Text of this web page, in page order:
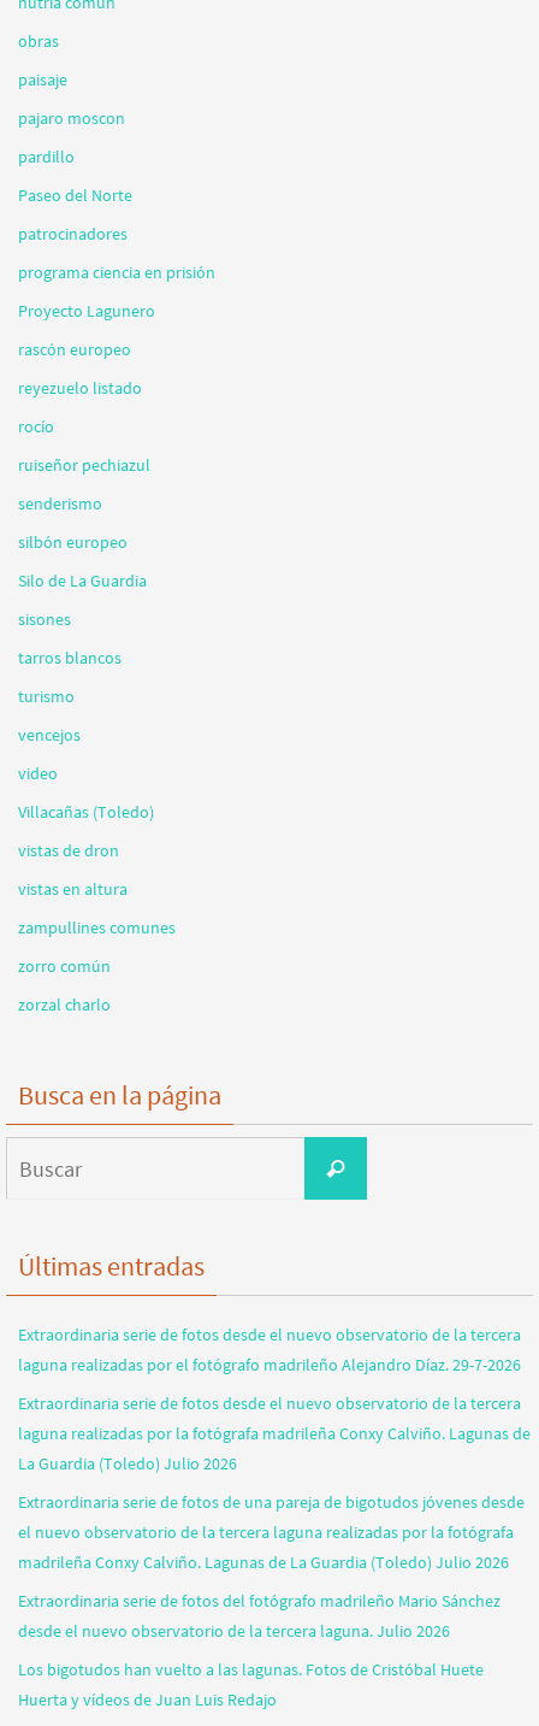
obras
paisaje
pajaro moscon
pardillo
Paseo del Norte
patrocinadores
programa ciencia en prisión
Proyecto Lagunero
rascón europeo
reyezuelo listado
rocío
ruiseñor pechiazul
senderismo
silbón europeo
Silo de La Guardia
sisones
tarros blancos
turismo
vencejos
video
Villacañas (Toledo)
vistas de dron
vistas en altura
zampullines comunes
zorro común
zorzal charlo
Busca en la página
Buscar
Últimas entradas
Extraordinaria serie de fotos desde el nuevo observatorio de la tercera
laguna realizadas por el fotógrafo madrileño Alejandro Díaz. 29-7-2026
Extraordinaria serie de fotos desde el nuevo observatorio de la tercera
laguna realizadas por la fotógrafa madrileña Conxy Calviño. Lagunas de
La Guardia (Toledo) Julio 2026
Extraordinaria serie de fotos de una pareja de bigotudos jóvenes desde
el nuevo observatorio de la tercera laguna realizadas por la fotógrafa
madrileña Conxy Calviño. Lagunas de La Guardia (Toledo) Julio 2026
Extraordinaria serie de fotos del fotógrafo madrileño Mario Sánchez
desde el nuevo observatorio de la tercera laguna. Julio 2026
Los bigotudos han vuelto a las lagunas. Fotos de Cristóbal Huete
Huerta y vídeos de Juan Luis Redajo